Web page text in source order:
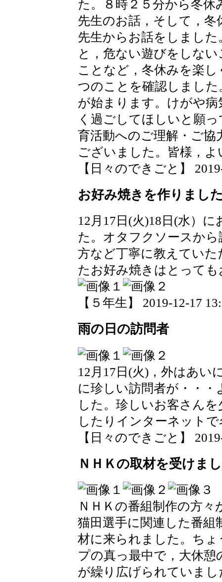
た。８時２５分から冬休
先生のお話，そして，
先生からお話をしまし
と，危ない遊びをしな
ことなど，冬休みを楽
つのことを確認しまし
が始まります。けがや
く過ごしてほしいと願
育活動へのご理解・ご
ございました。皆様，
【日々のできごと】
お好み焼きを作りまし
12月17日(火)18日(水）
た。オタフクソースか
方など丁寧に教えてい
たお好み焼きはとって
【５年生】 2019-12-17
雨の日の訪問者
12月17日(火)，外はあい
に珍しい訪問者が・・
した。珍しいお客さん
したりインターネット
【日々のできごと】
ＮＨＫの取材を受けま
ＮＨＫの番組制作の方
猫田選手に関連した番組
材に来られました。ち
プの真っ最中で，大休
が繰り広げられていま